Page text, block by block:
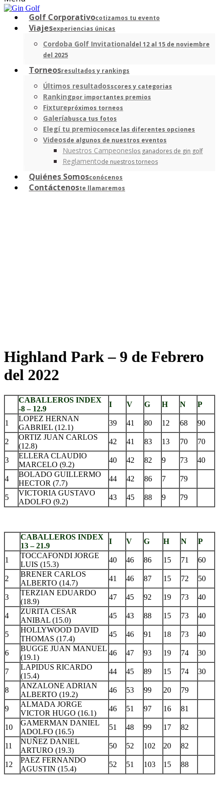
Golf Corporativocotizamos tu evento
Viajesexperiencias únicas
Cordoba Golf Invitationaldel 12 al 15 de noviembre
del 2025
Torneosresultados y rankings
Últimos resultadosscores y categorias
Rankingpor importantes premios
Fixturepróximos torneos
Galeríabusca tus fotos
Elegí tu premioconoce las diferentes opciones
Videosde algunos de nuestros eventos
Nuestros Campeoneslos ganadores de gin golf
Reglamentode nuestros torneos
Quiénes Somosconócenos
Contáctenoste llamaremos
Highland Park – 9 de Febrero
del 2022
CABALLEROS INDEX
-8 – 12.9
I V G H N P
1
LOPEZ HERNAN
GABRIEL (12.1)
39 41 80 12 68 90
2
ORTIZ JUAN CARLOS
(12.8)
42 41 83 13 70 70
3
ELLERA CLAUDIO
MARCELO (9.2)
40 42 82 9 73 40
4
BOLADO GUILLERMO
HECTOR (7.7)
44 42 86 7 79
5
VICTORIA GUSTAVO
ADOLFO (9.2)
43 45 88 9 79
CABALLEROS INDEX
13 – 21.9
I V G H N P
1
TOCCAFONDI JORGE
LUIS (15.3)
40 46 86 15 71 60
2
BRENER CARLOS
ALBERTO (14.7)
41 46 87 15 72 50
3
TERZIAN EDUARDO
(18.9)
47 45 92 19 73 40
4
ZURITA CESAR
ANIBAL (15.0)
45 43 88 15 73 40
5
HOLLYWOOD DAVID
THOMAS (17.4)
45 46 91 18 73 40
6
BUGGE JUAN MANUEL
(19.1)
46 47 93 19 74 30
7
LAPIDUS RICARDO
(15.4)
44 45 89 15 74 30
8
ANZALONE ADRIAN
ALBERTO (19.2)
46 53 99 20 79
9
ALMADA JORGE
VICTOR HUGO (16.1)
46 51 97 16 81
10
GAMERMAN DANIEL
ADOLFO (16.5)
51 48 99 17 82
11
NUÑEZ DANIEL
ARTURO (19.3)
50 52 102 20 82
12
PAEZ FERNANDO
AGUSTIN (15.4)
52 51 103 15 88